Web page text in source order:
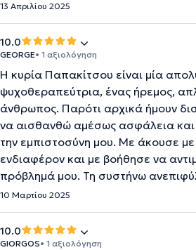
13 Απριλίου 2025
10.0
GEORGE• 1 αξιολόγηση
Η κυρία Παπακίτσου είναι μία
ψυχοθεραπεύτρια, ένας ήρεμος,
άνθρωπος. Παρότι αρχικά ήμουν
να αισθανθώ αμέσως ασφάλεια και
την εμπιστοσύνη μου. Με άκουσε
ενδιαφέρον και με βοήθησε να
πρόβλημά μου. Τη συστήνω
10 Μαρτίου 2025
10.0
GIORGOS• 1 αξιολόγηση